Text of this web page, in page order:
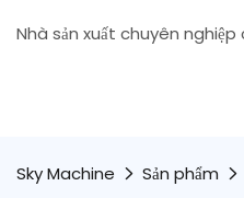
Nhà sản xuất chuyên
Sky Machine Sản phẩm